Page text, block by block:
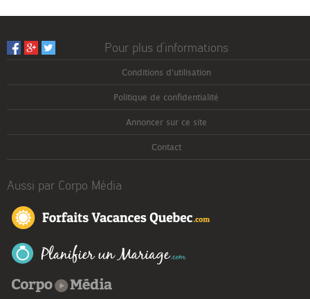
Pour plus d’informations
Conditions d'utilisation
Politique de confidentialité
Annoncer sur ce site
Contact
Aussi par Corpo Média